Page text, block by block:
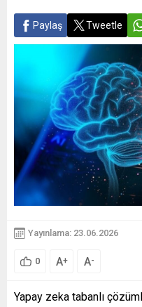
Paylaş Tweetle
Yayınlama: 23.06.2026
0 A+ A-
Yapay zeka tabanlı